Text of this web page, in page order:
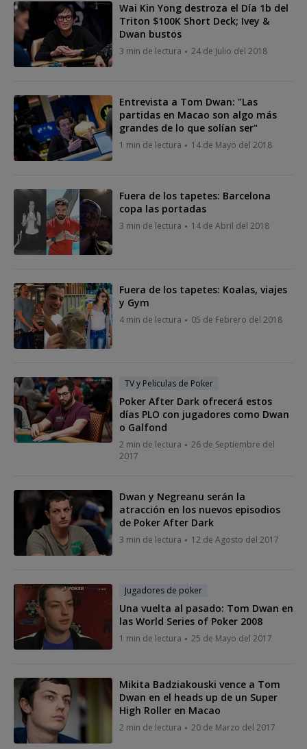
Wai Kin Yong destroza el Día 1b del
Triton $100K Short Deck; Ivey &
Dwan bustos
3 min de lectura 24 de Julio del 2018
Entrevista a Tom Dwan: "Las
partidas en Macao son algo más
grandes de lo que solían ser"
1 min de lectura 14 de Mayo del 2018
Fuera de los tapetes: Barcelona
copa las portadas
3 min de lectura 14 de Abril del 2018
Fuera de los tapetes: Koalas, viajes
y Gym
4 min de lectura 05 de Febrero del 2018
TV y Peliculas de Poker
Poker After Dark ofrecerá estos
días PLO con jugadores como Dwan
o Galfond
2 min de lectura
26 de Septiembre del
2017
Dwan y Negreanu serán la
atracción en los nuevos episodios
de Poker After Dark
3 min de lectura 12 de Agosto del 2017
Jugadores de poker
Una vuelta al pasado: Tom Dwan en
las World Series of Poker 2008
1 min de lectura 25 de Mayo del 2017
Mikita Badziakouski vence a Tom
Dwan en el heads up de un Super
High Roller en Macao
2 min de lectura 20 de Marzo del 2017